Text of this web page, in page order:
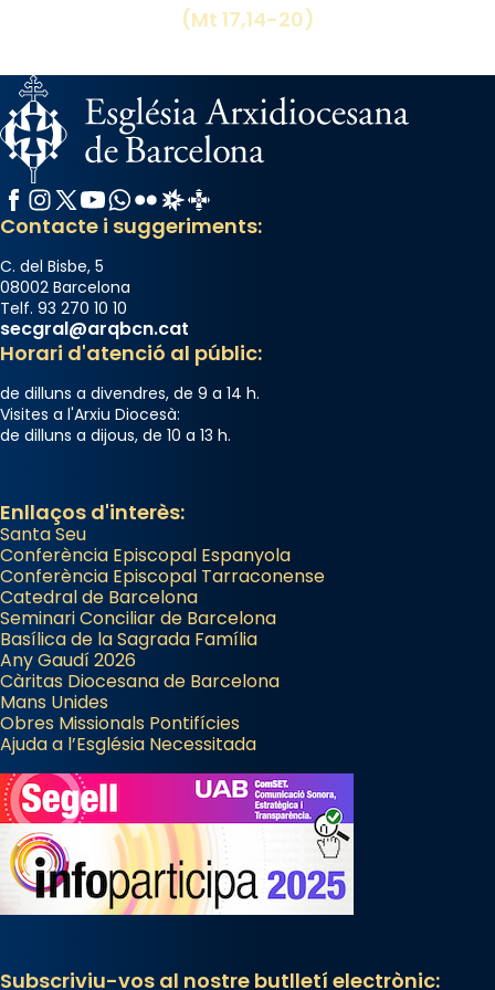
(Mt 17,14-20)
Facebook
Instagram
X / Twitter
YouTube
WhatsApp
FlickrRadio Estel
Catalunya Cristiana
Contacte i suggeriments:
C. del Bisbe, 5
08002 Barcelona
Telf. 93 270 10 10
secgral@arqbcn.cat
Horari d'atenció al públic:
de dilluns a divendres, de 9 a 14 h.
Visites a l'Arxiu Diocesà:
de dilluns a dijous, de 10 a 13 h.
Enllaços d'interès:
Santa Seu
Conferència Episcopal Espanyola
Conferència Episcopal Tarraconense
Catedral de Barcelona
Seminari Conciliar de Barcelona
Basílica de la Sagrada Família
Any Gaudí 2026
Càritas Diocesana de Barcelona
Mans Unides
Obres Missionals Pontifícies
Ajuda a l’Església Necessitada
Subscriviu-vos al nostre butlletí electrònic: